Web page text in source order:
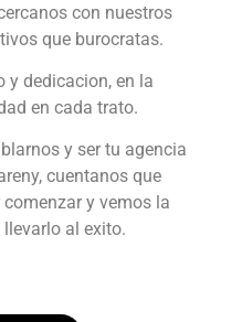
con nuestros
que burocratas.
y dedicacion, en la
en cada trato.
y ser tu agencia
cuentanos que
y vemos la
al exito.